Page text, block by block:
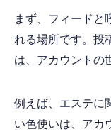
まず、フィードと
れる場所です。投
は、アカウントの
例えば、エステに
い色使いは、アカ